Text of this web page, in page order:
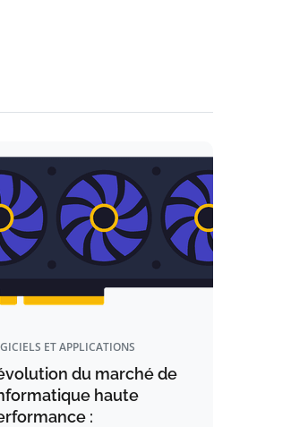
ET APPLICATIONS
du marché de
haute
: